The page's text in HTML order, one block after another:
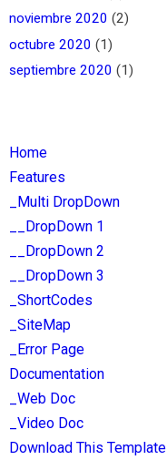
noviembre 2020 (2)
octubre 2020 (1)
septiembre 2020 (1)
Home
Features
_Multi DropDown
__DropDown 1
__DropDown 2
__DropDown 3
_ShortCodes
_SiteMap
_Error Page
Documentation
_Web Doc
_Video Doc
Download This Template